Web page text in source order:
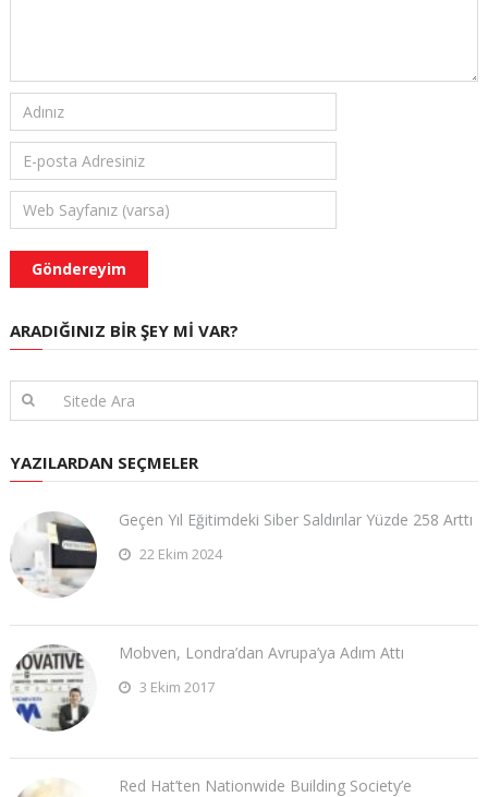
ARADIĞINIZ BIR ŞEY MI VAR?
YAZILARDAN SEÇMELER
Geçen Yıl Eğitimdeki Siber Saldırılar Yüzde 258 Arttı
22 Ekim 2024
Mobven, Londra’dan Avrupa’ya Adım Attı
3 Ekim 2017
Red Hat’ten Nationwide Building Society’e